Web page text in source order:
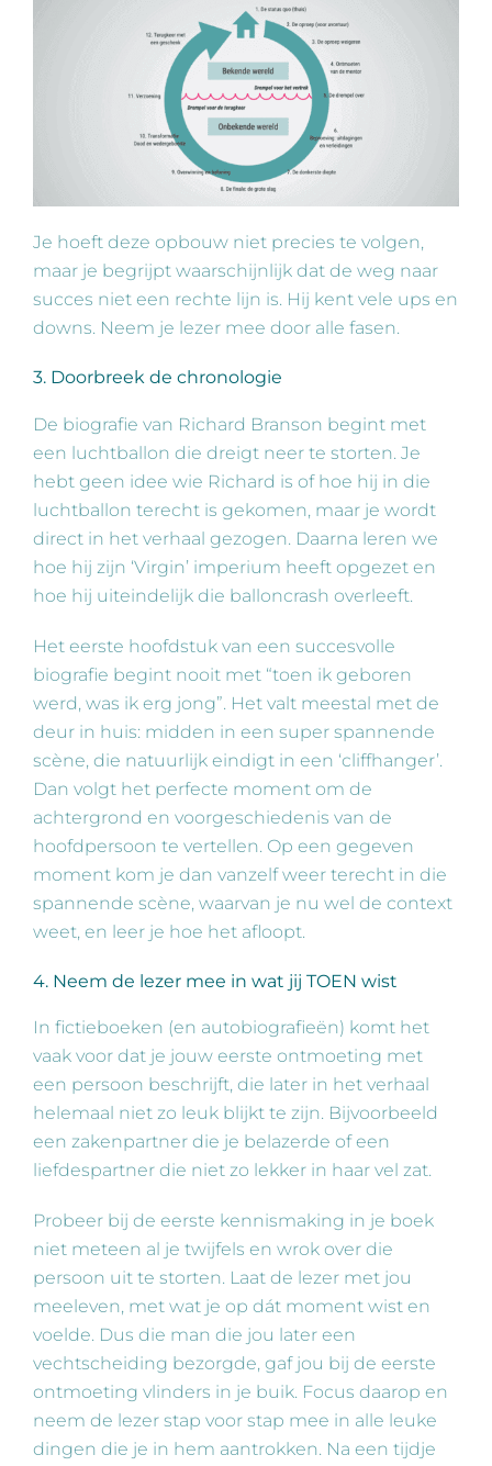
Je hoeft deze opbouw niet precies te volgen,
maar je begrijpt waarschijnlijk dat de weg naar
succes niet een rechte lijn is. Hij kent vele ups en
downs. Neem je lezer mee door alle fasen.
3. Doorbreek de chronologie
De biografie van Richard Branson begint met
een luchtballon die dreigt neer te storten. Je
hebt geen idee wie Richard is of hoe hij in die
luchtballon terecht is gekomen, maar je wordt
direct in het verhaal gezogen. Daarna leren we
hoe hij zijn ‘Virgin’ imperium heeft opgezet en
hoe hij uiteindelijk die balloncrash overleeft.
Het eerste hoofdstuk van een succesvolle
biografie begint nooit met “toen ik geboren
werd, was ik erg jong”. Het valt meestal met de
deur in huis: midden in een super spannende
scène, die natuurlijk eindigt in een ‘cliffhanger’.
Dan volgt het perfecte moment om de
achtergrond en voorgeschiedenis van de
hoofdpersoon te vertellen. Op een gegeven
moment kom je dan vanzelf weer terecht in die
spannende scène, waarvan je nu wel de context
weet, en leer je hoe het afloopt.
4. Neem de lezer mee in wat jij TOEN wist
In fictieboeken (en autobiografieën) komt het
vaak voor dat je jouw eerste ontmoeting met
een persoon beschrijft, die later in het verhaal
helemaal niet zo leuk blijkt te zijn. Bijvoorbeeld
een zakenpartner die je belazerde of een
liefdespartner die niet zo lekker in haar vel zat.
Probeer bij de eerste kennismaking in je boek
niet meteen al je twijfels en wrok over die
persoon uit te storten. Laat de lezer met jou
meeleven, met wat je op dát moment wist en
voelde. Dus die man die jou later een
vechtscheiding bezorgde, gaf jou bij de eerste
ontmoeting vlinders in je buik. Focus daarop en
neem de lezer stap voor stap mee in alle leuke
dingen die je in hem aantrokken. Na een tijdje